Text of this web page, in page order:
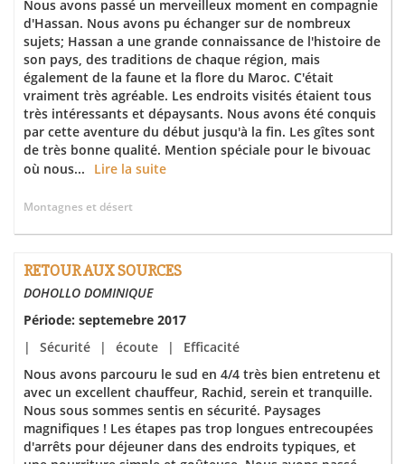
Nous avons passé un merveilleux moment en compagnie
d'Hassan. Nous avons pu échanger sur de nombreux
sujets; Hassan a une grande connaissance de l'histoire de
son pays, des traditions de chaque région, mais
également de la faune et la flore du Maroc. C'était
vraiment très agréable. Les endroits visités étaient tous
très intéressants et dépaysants. Nous avons été conquis
par cette aventure du début jusqu'à la fin. Les gîtes sont
de très bonne qualité. Mention spéciale pour le bivouac
où nous...
Lire la suite
Montagnes et désert
RETOUR AUX SOURCES
DOHOLLO DOMINIQUE
Période: septemebre 2017
|
Sécurité | écoute |
Efficacité
Nous avons parcouru le sud en 4/4 très bien entretenu et
avec un excellent chauffeur, Rachid, serein et tranquille.
Nous sous sommes sentis en sécurité. Paysages
magnifiques ! Les étapes pas trop longues entrecoupées
d'arrêts pour déjeuner dans des endroits typiques, et